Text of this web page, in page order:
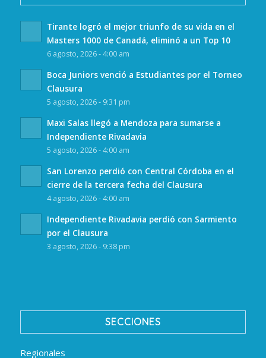
Tirante logró el mejor triunfo de su vida en el
Masters 1000 de Canadá, eliminó a un Top 10
6 agosto, 2026 - 4:00 am
Boca Juniors venció a Estudiantes por el Torneo
Clausura
5 agosto, 2026 - 9:31 pm
Maxi Salas llegó a Mendoza para sumarse a
Independiente Rivadavia
5 agosto, 2026 - 4:00 am
San Lorenzo perdió con Central Córdoba en el
cierre de la tercera fecha del Clausura
4 agosto, 2026 - 4:00 am
Independiente Rivadavia perdió con Sarmiento
por el Clausura
3 agosto, 2026 - 9:38 pm
SECCIONES
Regionales